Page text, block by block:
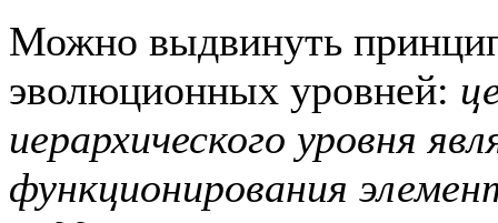
Можно выдвинуть
эволюционных уровней:
иерархического уровня
функционирования